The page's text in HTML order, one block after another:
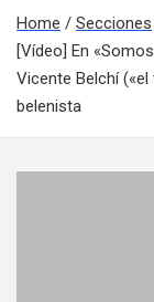
Home
Secciones
[Vídeo] En
Vicente Belchí
belenista